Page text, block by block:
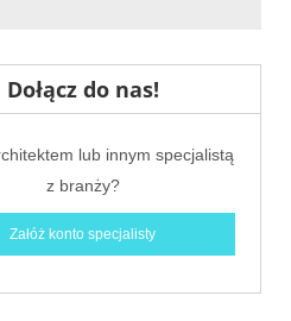
Dołącz do nas!
lub innym specjalistą
z branży?
Załóż konto specjalisty